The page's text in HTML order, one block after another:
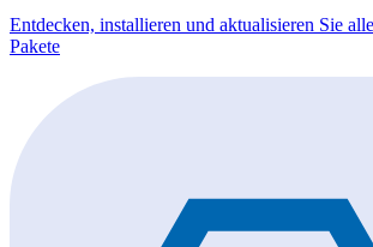
Entdecken, installieren und aktualisieren Sie
Pakete